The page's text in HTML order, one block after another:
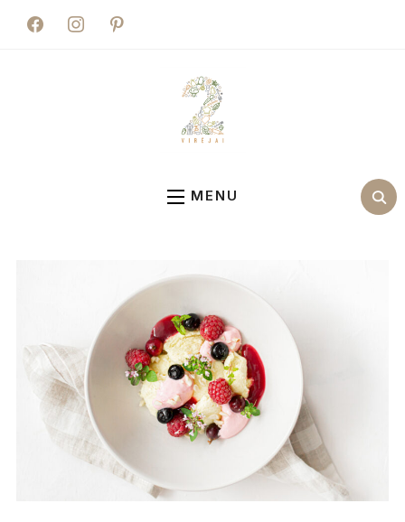
facebookinstagrampinterest
MENU